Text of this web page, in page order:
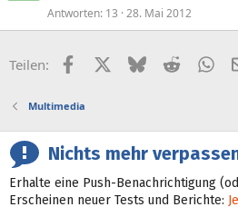
Antworten 13 28. Mai 2012
Teilen: FacebookX (Twitter)
BlueskyReddit
Multimedia
Nichts mehr
Erhalte eine Push-Benachrichtigung
Erscheinen neuer Tests und Berichte: